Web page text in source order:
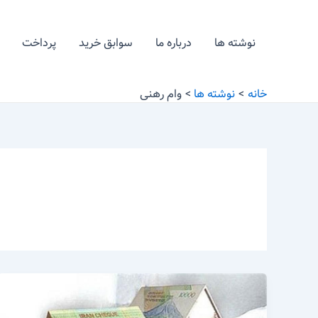
نوشته ها درباره ما سوابق خرید پرداخت
خانه نوشته ها وام رهنی